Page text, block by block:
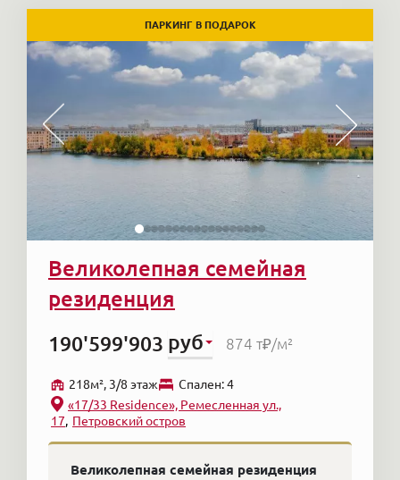
ПАРКИНГ В ПОДАРОК
Великолепная семейная
резиденция
190'599'903 руб 874 т₽/м²
218м², 3/8 этаж
Cпален: 4
«17/33 Residence», Ремесленная ул.,
17
Петровский остров
Великолепная семейная резиденция